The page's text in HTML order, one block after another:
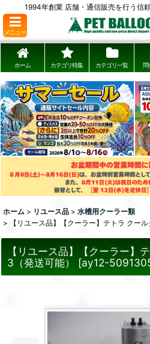
1994年創業 店舗・通信販売を行う信
メニュー
ホーム カテゴリ特集 カテゴリ一覧 問
ホーム > リユース品 > 水槽用クーラー類
>
【リユース品】【クーラー】テトラ クー
【リユース品】【クーラー】
3（発送可能）
[ay12-